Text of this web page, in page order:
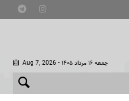
Aug 7, 2026 - جمعه ۱۶ مرداد ۱۴۰۵